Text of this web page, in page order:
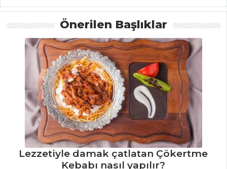
Ayran Tarifi, Nasıl
Yapılır?
Şerbeti Tarifi, Nasıl
Yapılır?
İçecekler Tüm
Tarifleri
PILAV VE
MAKARNA
Nohutlu Firik
Önerilen Başlıklar
Lezzetiyle damak çatlatan Çökertme
Kebabı nasıl yapılır?